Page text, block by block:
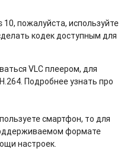
10, пожалуйста, используйте
кодек доступным для
VLC плеером, для
Подробнее узнать про
смартфон, то для
формате
настроек.